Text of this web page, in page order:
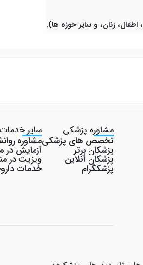
زنان، و سایر حوزه ها).
مشاوره پزشکی
تخصص های پزشکی
پزشکان برتر
پزشکان آنلاین
پزشکگرام
سایر خدمات
مشاوره
آزمایش در
ویزیت در
خدمات